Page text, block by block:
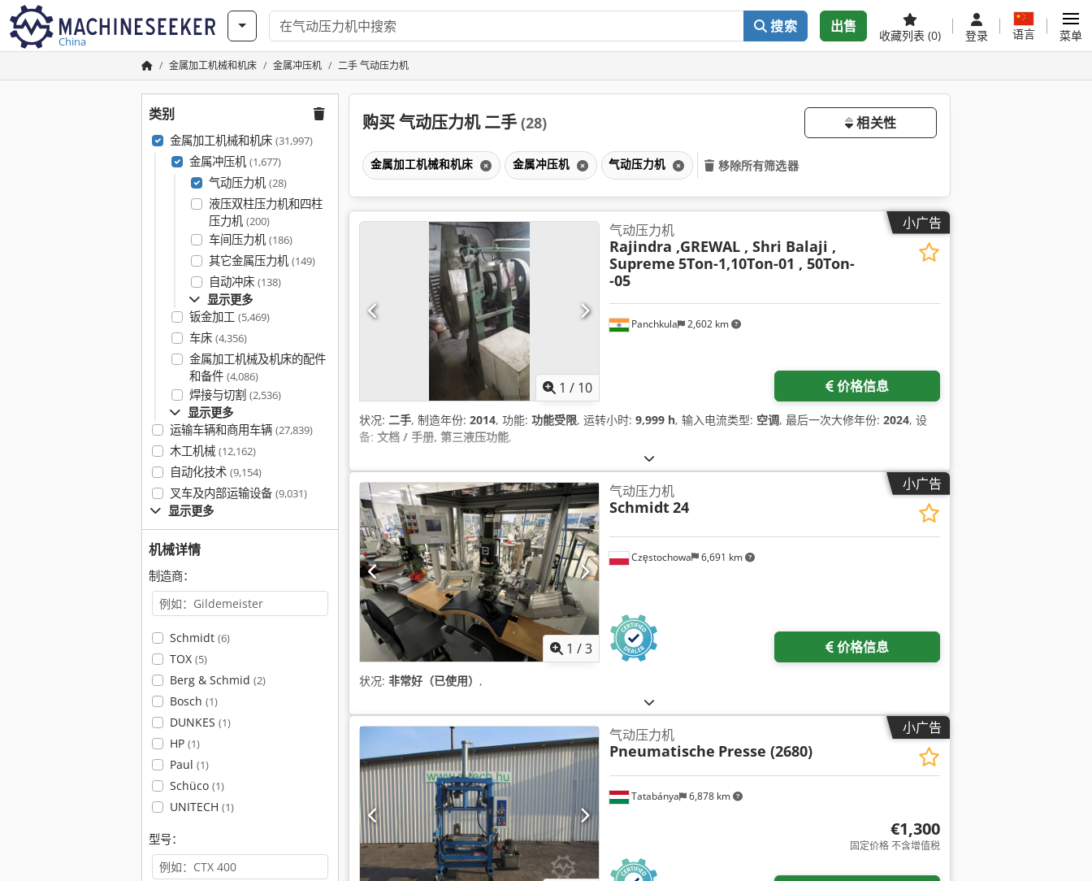
China
搜索 出售
收藏列表 (0) 登录 语言 菜单
金属加工机械和机床 金属冲压机 二手 气动压力机
类别
金属加工机械和机床 (31,997)
金属冲压机 (1,677)
气动压力机 (28)
液压双柱压力机和四柱
压力机 (200)
车间压力机 (186)
其它金属压力机 (149)
自动冲床 (138)
显示更多
钣金加工 (5,469)
车床 (4,356)
金属加工机械及机床的配件
和备件 (4,086)
焊接与切割 (2,536)
显示更多
运输车辆和商用车辆 (27,839)
木工机械 (12,162)
自动化技术 (9,154)
叉车及内部运输设备 (9,031)
显示更多
机械详情
制造商：
Schmidt (6)
TOX (5)
Berg & Schmid (2)
Bosch (1)
DUNKES (1)
HP (1)
Paul (1)
Schüco (1)
UNITECH (1)
型号：
购买 气动压力机 二手 (28) 相关性
金属加工机械和机床 金属冲压机 气动压力机 移除所有筛选器
小广告
1 / 10
Panchkula 2,602 km
气动压力机
Rajindra ,GREWAL , Shri Balaji ,
Supreme 5Ton-1,10Ton-01 , 50Ton-
-05
价格信息
状况: 二手, 制造年份: 2014, 功能: 功能受限, 运转小时: 9,999 h, 输入电流类型: 空调, 最后一次大修年份: 2024, 设
备: 文档 / 手册, 第三液压功能,
小广告
1 /3
Częstochowa 6,691 km
气动压力机
Schmidt24
价格信息
状况: 非常好（已使用） ,
小广告
Tatabánya 6,878 km
气动压力机
Pneumatische Presse (2680)
€1,300
固定价格 不含增值税